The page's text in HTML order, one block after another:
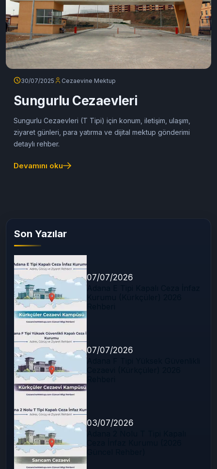
30/07/2025 Cezaevine Mektup
Sungurlu Cezaevleri
Sungurlu Cezaevleri (T Tipi) için konum, iletişim, ulaşım,
ziyaret günleri, para yatırma ve dijital mektup gönderimi
detaylı rehber.
Devamını oku
Son Yazılar
07/07/2026
07/07/2026
03/07/2026